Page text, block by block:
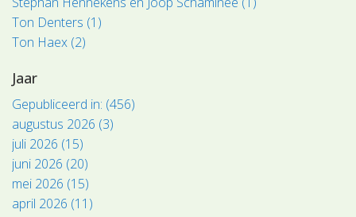
Ton Denters (1)
Ton Haex (2)
Jaar
Gepubliceerd in: (456)
augustus 2026 (3)
juli 2026 (15)
juni 2026 (20)
mei 2026 (15)
april 2026 (11)